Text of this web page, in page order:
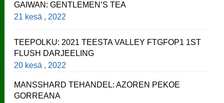
GAIWAN: GENTLEMEN’S TEA
21 kesä , 2022
TEEPOLKU: 2021 TEESTA VALLEY FTGFOP1 1ST
FLUSH DARJEELING
20 kesä , 2022
MANSSHARD TEHANDEL: AZOREN PEKOE
GORREANA